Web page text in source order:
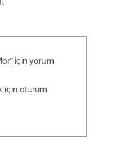
için yorum
içinoturum